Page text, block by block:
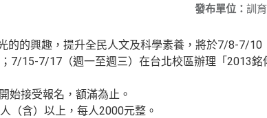
發布單位： 訓
的的興趣，提升全民人文及科學素養，將於7/8-7/10
7/15-7/17（週一至週三）在台北校區辦理「2013銘
始接受報名，額滿為止。
（含）以上，每人2000元整。